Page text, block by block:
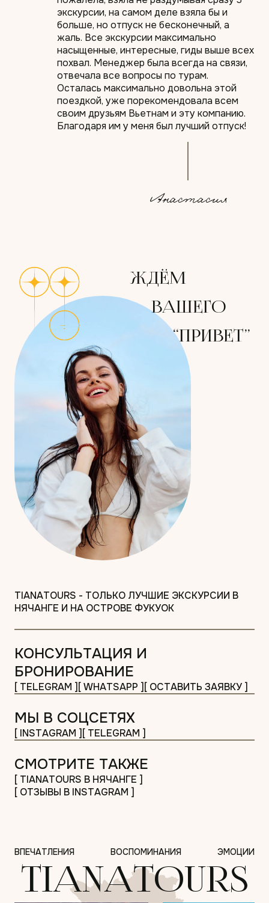
экскурсии, на самом деле взяла бы и
больше, но отпуск не бесконечный, а
жаль. Все экскурсии максимально
насыщенные, интересные, гиды выше всех
похвал. Менеджер была всегда на связи,
отвечала все вопросы по турам.
Осталась максимально довольна этой
поездкой, уже порекомендовала всем
своим друзьям Вьетнам и эту компанию.
Благодаря им у меня был лучший отпуск!
Анастасия
ЖДЁМ
ВАШЕГО
“ПРИВЕТ”
TIANATOURS - ТОЛЬКО ЛУЧШИЕ ЭКСКУРСИИ В
НЯЧАНГЕ И НА ОСТРОВЕ ФУКУОК
КОНСУЛЬТАЦИЯ И
БРОНИРОВАНИЕ
[ TELEGRAM ] [ WHATSAPP ] [ ОСТАВИТЬ ЗАЯВКУ ]
МЫ В СОЦСЕТЯХ
[ INSTAGRAM ] [ TELEGRAM ]
СМОТРИТЕ ТАКЖЕ
[ TIANATOURS В НЯЧАНГЕ ]
[ ОТЗЫВЫ В INSTAGRAM ]
ВПЕЧАТЛЕНИЯ ВОСПОМИНАНИЯ ЭМОЦИИ
TIANATOURS